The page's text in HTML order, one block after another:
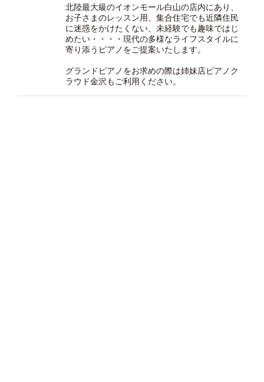
北陸最大級のイオンモール白山の店内にあり、
お子さまのレッスン用、集合住宅でも近隣住民
に迷惑をかけたくない、未経験でも趣味ではじ
めたい・・・・現代の多様なライフスタイルに
寄り添うピアノをご提案いたします。
グランドピアノをお求めの際は姉妹店ピアノク
ラウド金沢 もご利用ください。